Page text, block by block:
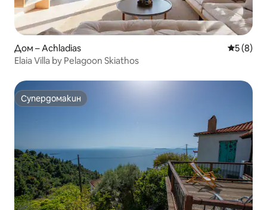
Дом – Achladias Средна
5 (8)
Elaia Villa by Pelagoon Skiathos
Супердомакин
Супердомакин